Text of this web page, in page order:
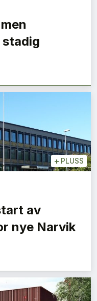
stadig
+ PLUSS
av
nye Narvik